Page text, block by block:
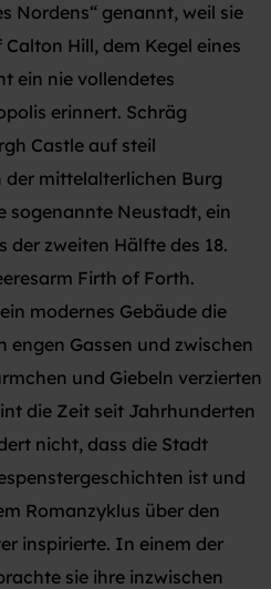
Nordens“ genannt, weil sie
Hill, dem Kegel eines
ein nie vollendetes
erinnert. Schräg
Castle auf steil
der mittelalterlichen Burg
sogenannte Neustadt, ein
der zweiten Hälfte des 18.
Firth of Forth.
modernes Gebäude die
engen Gassen und zwischen
und Giebeln verzierten
die Zeit seit Jahrhunderten
nicht, dass die Stadt
ist und
Romanzyklus über den
inspirierte. In einem der
sie ihre inzwischen